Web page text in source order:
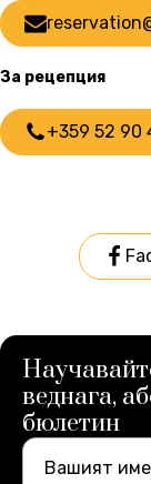
За рецепция
+359 52 90
веднага,
бюлетин
Вашият